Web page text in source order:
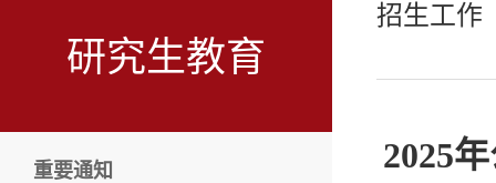
研究生教育
重要通知
招生工作
2025